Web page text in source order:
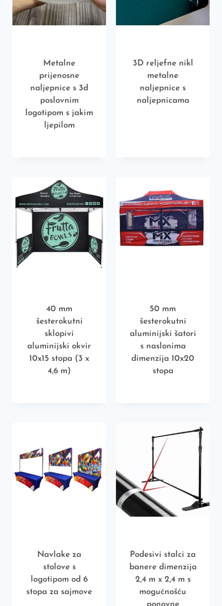
Metalne
prijenosne
naljepnice s 3d
poslovnim
logotipom s jakim
ljepilom
3D reljefne nikl
metalne
naljepnice s
naljepnicama
40 mm
šesterokutni
sklopivi
aluminijski okvir
10x15 stopa (3 x
4,6 m)
50 mm
šesterokutni
aluminijski šatori
s naslonima
dimenzija 10x20
stopa
Navlake za
stolove s
logotipom od 6
stopa za sajmove
Podesivi stalci za
banere dimenzija
2,4 m x 2,4 m s
mogućnošću
ponovne